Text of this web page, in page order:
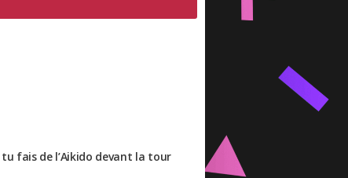
fais de l’Aikido devant la tour